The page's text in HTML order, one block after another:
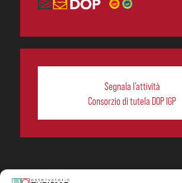
Segnala l’attività
Consorzio di tutela DOP IGP